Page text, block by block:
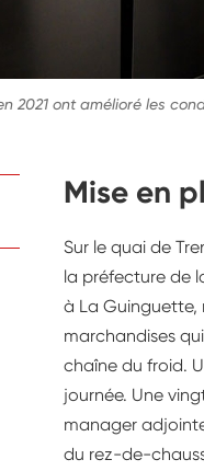
2021 ont amélioré les
Mise en
Sur le quai de
la préfecture de
à La Guinguette,
marchandises
chaîne du froid.
journée. Une
manager
du rez-de-